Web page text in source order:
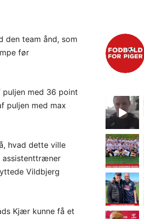
den team ånd, som
før
puljen med 36 point
puljen med max
hvad dette ville
Vildbjerg
Kjær kunne få et